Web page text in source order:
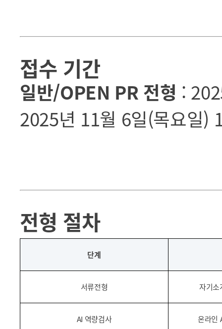
접수 기간
일반/OPEN PR 전형 :
2025년 11월 6일(목요일)
전형 절차
단계
서류전형 자기소
AI 역량검사 온라인